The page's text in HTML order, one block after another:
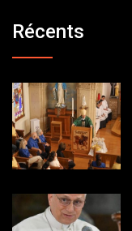
Récents